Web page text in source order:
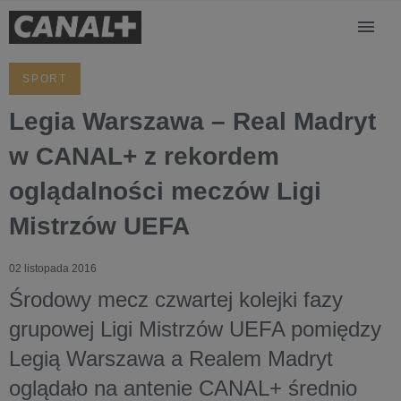
SPORT
Legia Warszawa – Real Madryt
w CANAL+ z rekordem
oglądalności meczów Ligi
Mistrzów UEFA
02 listopada 2016
Środowy mecz czwartej kolejki fazy
grupowej Ligi Mistrzów UEFA pomiędzy
Legią Warszawa a Realem Madryt
oglądało na antenie CANAL+ średnio